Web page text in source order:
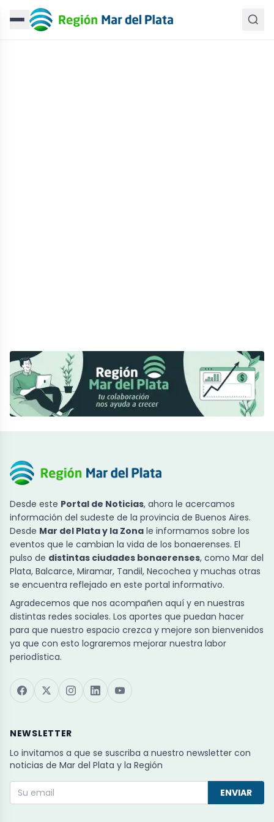
Desde este Portal de Noticias, ahora le acercamos
información del sudeste de la provincia de Buenos Aires.
Desde Mar del Plata y la Zona le informamos sobre los
eventos que le cambian la vida de los bonaerenses. El
pulso de distintas ciudades bonaerenses, como Mar del
Plata, Balcarce, Miramar, Tandil, Necochea y muchas otras
se encuentra reflejado en este portal informativo.
Agradecemos que nos acompañen aquí y en nuestras
distintas redes sociales. Los aportes que puedan hacer
para que nuestro espacio crezca y mejore son bienvenidos
ya que con esto lograremos mejorar nuestra labor
periodística.
NEWSLETTER
Lo invitamos a que se suscriba a nuestro newsletter con
noticias de Mar del Plata y la Región
ENVIAR